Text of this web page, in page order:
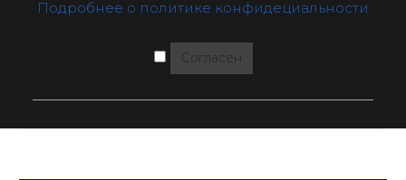
Подробнее о политике конфидециальности
Согласен